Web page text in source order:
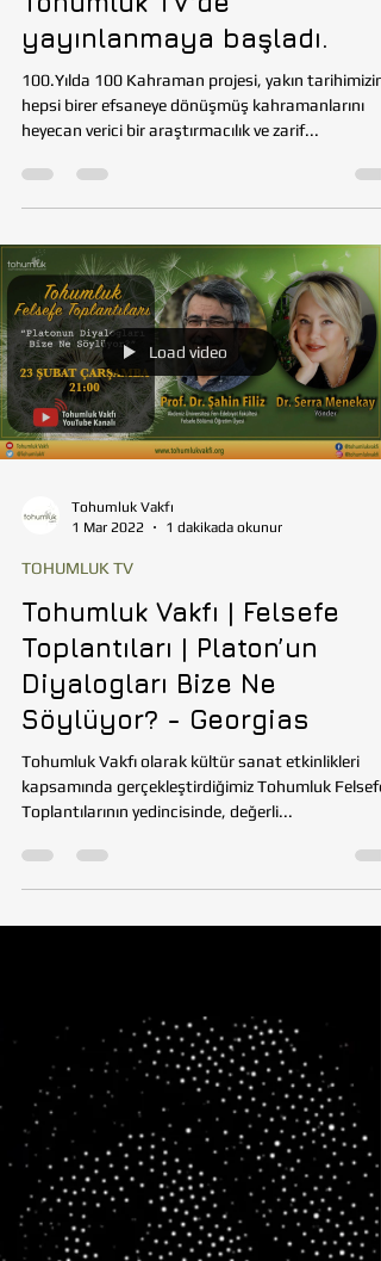
25 Eki 2023
2 dakikada okunur
VAKIF
100. Yılda 100 Kahraman,
Tohumluk TV'de
yayınlanmaya başladı.
100.Yılda 100 Kahraman projesi, yakın tarihimizin
heyecan verici bir araştırmacılık ve zarif...
Tohumluk Vakfı
1 Mar 2022
1 dakikada okunur
TOHUMLUK TV
Tohumluk Vakfı | Felsefe
Toplantıları | Platon’un
Diyalogları Bize Ne
Söylüyor? - Georgias
Tohumluk Vakfı olarak kültür sanat etkinlikleri